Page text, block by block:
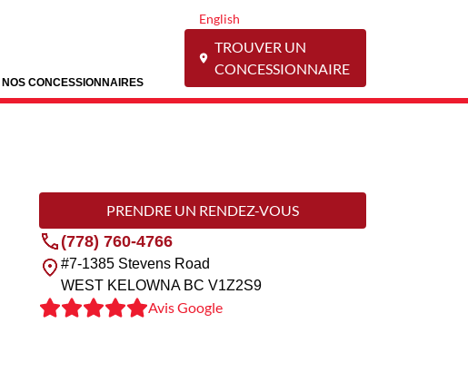
NOS CONCESSIONNAIRES
English
TROUVER UN
CONCESSIONNAIRE
PRENDRE UN RENDEZ-VOUS
(778) 760-4766
#7-1385 Stevens Road
WEST KELOWNA BC V1Z2S9
Avis Google